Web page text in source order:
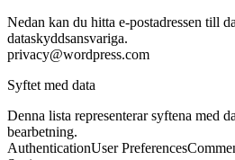
Nedan kan du hitta e-postadressen till
dataskyddsansvariga.
privacy@wordpress.com
Syftet med data
Denna lista representerar syftena med
bearbetning.
AuthenticationUser Preferences